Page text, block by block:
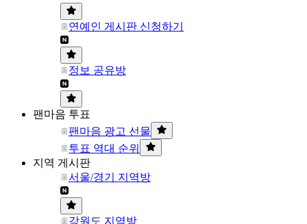
연예인 게시판 신청하기
정보 공유방
팬마음 투표
팬마음 광고 선물
투표 역대 순위
지역 게시판
서울/경기 지역방
강원도 지역방